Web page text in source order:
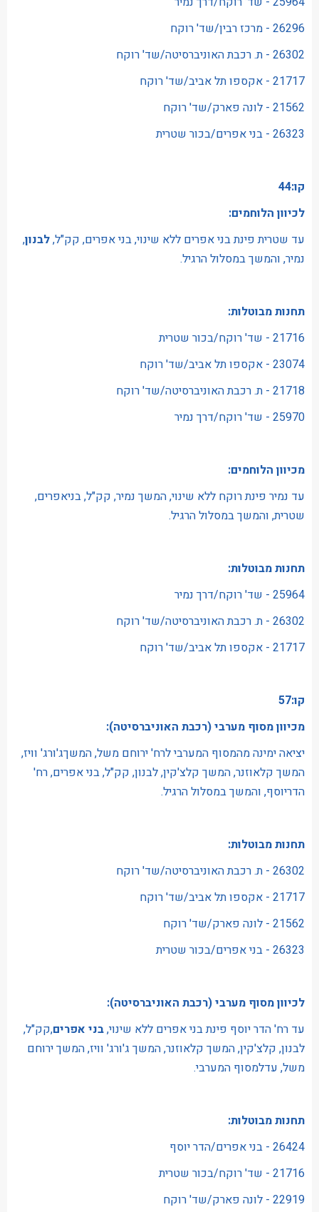
26296 - מרכז רבין/שד' רוקח
26302 - ת. רכבת האוניברסיטה/שד' רוקח
21717 - אקספו תל אביב/שד' רוקח
21562 - לונה פארק/שד' רוקח
26323 - בני אפרים/בכור שטרית
קו:44
לכיוון הלוחמים:
עד שטרית פינת בני אפרים ללא שינוי, בני אפרים, קק"ל,לבנון,
נמיר, והמשך במסלול הרגיל.
תחנות מבוטלות:
21716 - שד' רוקח/בכור שטרית
23074 - אקספו תל אביב/שד' רוקח
21718 - ת. רכבת האוניברסיטה/שד' רוקח
25970 - שד' רוקח/דרך נמיר
מכיוון הלוחמים:
עד נמיר פינת רוקח ללא שינוי, המשך נמיר, קק"ל, בניאפרים,
שטרית, והמשך במסלול הרגיל.
תחנות מבוטלות:
25964 - שד' רוקח/דרך נמיר
26302 - ת. רכבת האוניברסיטה/שד' רוקח
21717 - אקספו תל אביב/שד' רוקח
קו:57
מכיוון מסוף מערבי (רכבת האוניברסיטה):
יציאה ימינה מהמסוף המערבי לרח' ירוחם משל, המשךג'ורג' וויז,
המשך קלאוזנר, המשך קלצ'קין, לבנון, קק"ל, בני אפרים, רח'
הדריוסף, והמשך במסלול הרגיל.
תחנות מבוטלות:
26302 - ת. רכבת האוניברסיטה/שד' רוקח
21717 - אקספו תל אביב/שד' רוקח
21562 - לונה פארק/שד' רוקח
26323 - בני אפרים/בכור שטרית
לכיוון מסוף מערבי (רכבת האוניברסיטה):
עד רח' הדר יוסף פינת בני אפרים ללא שינוי,בני אפרים,קק"ל,
לבנון, קלצ'קין, המשך קלאוזנר, המשך ג'ורג' וויז, המשך ירוחם
משל, עדלמסוף המערבי.
תחנות מבוטלות:
26424 - בני אפרים/הדר יוסף
21716 - שד' רוקח/בכור שטרית
22919 - לונה פארק/שד' רוקח